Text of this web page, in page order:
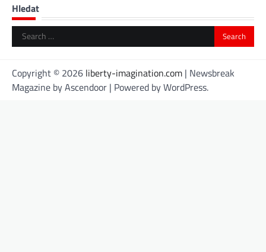
Hledat
Search
for:
Copyright © 2026 liberty-imagination.com | Newsbreak
Magazine byAscendoor | Powered byWordPress.